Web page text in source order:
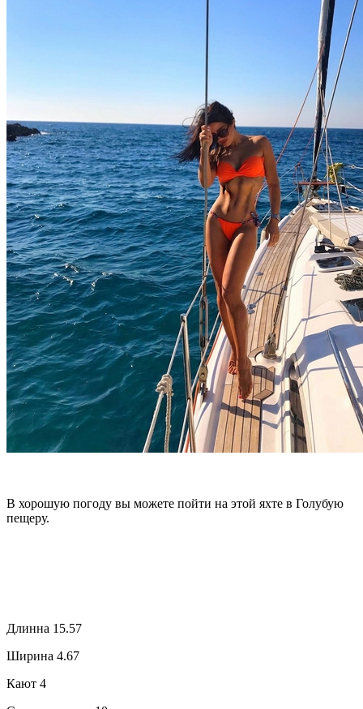
В хорошую погоду вы можете пойти на этой яхте в Голубую
пещеру.
Длинна 15.57
Ширина 4.67
Кают 4